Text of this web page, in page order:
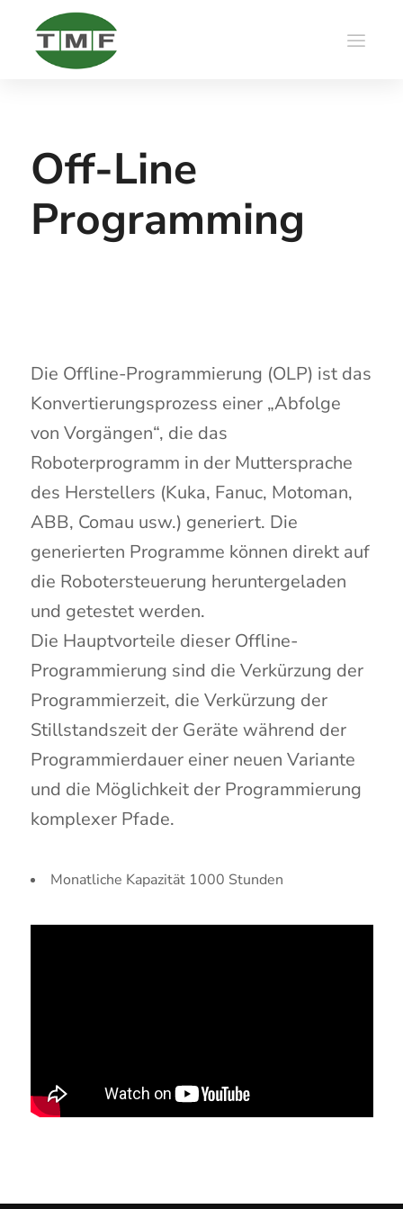
Off-Line
Programming
Die Offline-Programmierung (OLP) ist das
Konvertierungsprozess einer „Abfolge
von Vorgängen“, die das
Roboterprogramm in der Muttersprache
des Herstellers (Kuka, Fanuc, Motoman,
ABB, Comau usw.) generiert. Die
generierten Programme können direkt auf
die Robotersteuerung heruntergeladen
und getestet werden.
Die Hauptvorteile dieser Offline-
Programmierung sind die Verkürzung der
Programmierzeit, die Verkürzung der
Stillstandszeit der Geräte während der
Programmierdauer einer neuen Variante
und die Möglichkeit der Programmierung
komplexer Pfade.
Monatliche Kapazität 1000 Stunden